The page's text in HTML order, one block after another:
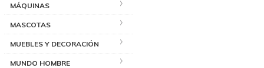
MÁQUINAS
MASCOTAS
MUEBLES Y DECORACIÓN
MUNDO HOMBRE